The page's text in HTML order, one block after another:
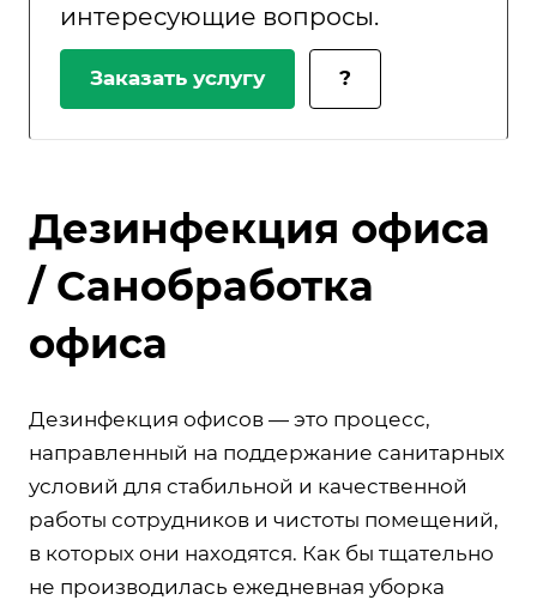
интересующие вопросы.
Заказать услугу ?
Дезинфекция офиса
/ Санобработка
офиса
Дезинфекция офисов — это процесс,
направленный на поддержание санитарных
условий для стабильной и качественной
работы сотрудников и чистоты помещений,
в которых они находятся. Как бы тщательно
не производилась ежедневная уборка